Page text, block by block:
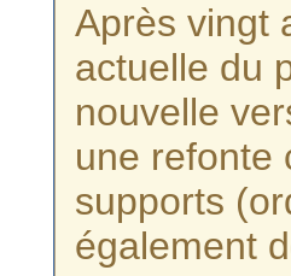
Après vingt
actuelle du
nouvelle
une refonte
supports
également